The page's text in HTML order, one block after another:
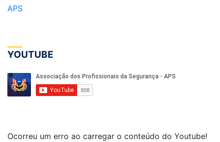
APS
YOUTUBE
Ocorreu um erro ao carregar o conteúdo do Youtube!